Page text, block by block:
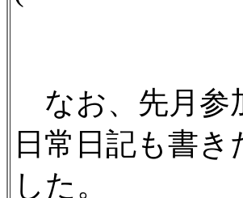
なお、先月参
日常日記も書
した。